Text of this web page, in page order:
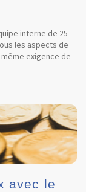
interne de 25
les aspects de
exigence de
avec le